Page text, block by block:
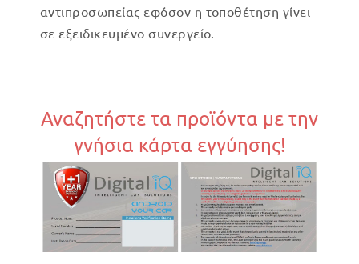
αντιπροσωπείας εφόσον η τοποθέτηση γίνει
σε εξειδικευμένο συνεργείο.
Αναζητήστε τα προϊόντα με την
γνήσια κάρτα εγγύησης!